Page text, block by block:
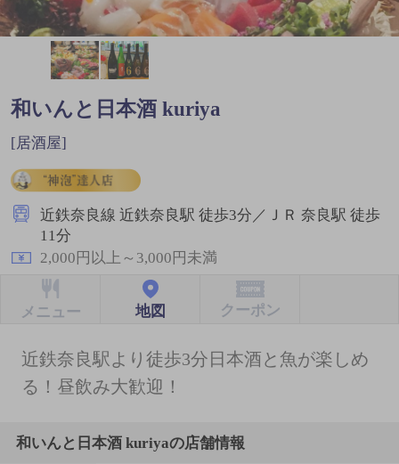
和いんと日本酒 kuriya
[居酒屋]
近鉄奈良線 近鉄奈良駅 徒歩3分／ＪＲ 奈良駅 徒歩
11分
2,000円以上～3,000円未満
メニュー 地図 クーポン
近鉄奈良駅より徒歩3分日本酒と魚が楽しめ
る！昼飲み大歓迎！
和いんと日本酒 kuriyaの店舗情報